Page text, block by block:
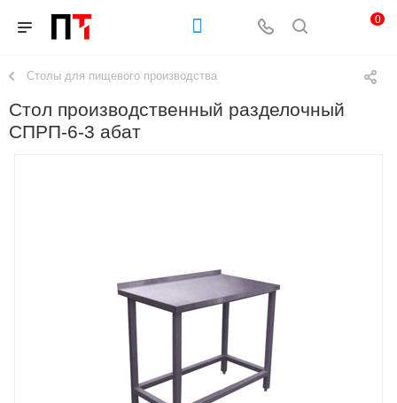
0
Столы для пищевого производства
Стол производственный разделочный
СПРП-6-3 абат